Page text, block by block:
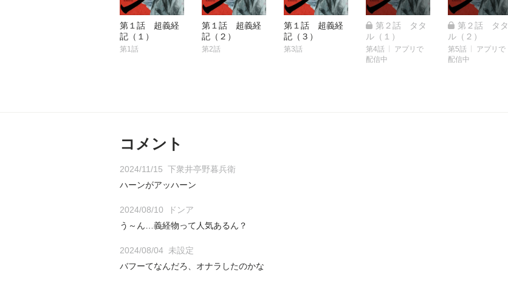
第１話 超義経
記（１）
第1話
第１話 超義経
記（２）
第2話
第１話 超義経
記（３）
第3話
第２話 タタ
ル（１）
第4話
アプリで
配信中
第２話 タタ
ル（２）
第5話
アプリで
配信中
コメント
2024/11/15 下衆井亭野暮兵衛
ハーンがアッハーン
2024/08/10
ドンア
う～ん…義経物って人気あるん？
2024/08/04 未設定
バフーてなんだろ、オナラしたのかな